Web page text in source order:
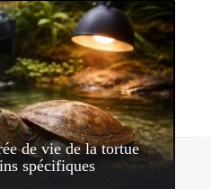
de vie de la tortue
spécifiques
légales Sitemap